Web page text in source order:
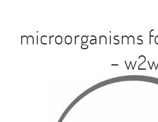
microorganisms
–